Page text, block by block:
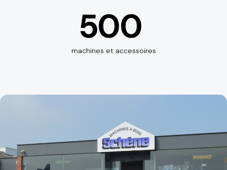
500
machines et accessoires